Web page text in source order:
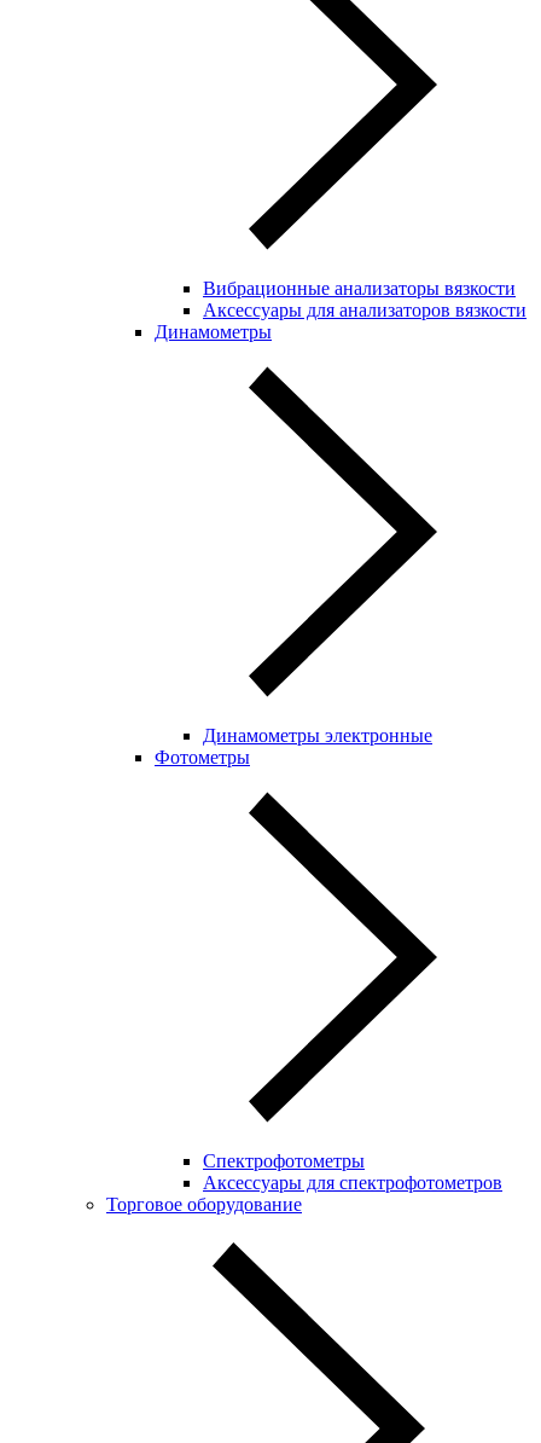
Вибрационные анализаторы вязкости
Аксессуары для анализаторов вязкости
Динамометры
Динамометры электронные
Фотометры
Спектрофотометры
Аксессуары для спектрофотометров
Торговое оборудование